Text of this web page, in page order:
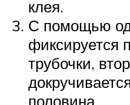
клея.
С помощью
фиксируется
трубочки,
половина.